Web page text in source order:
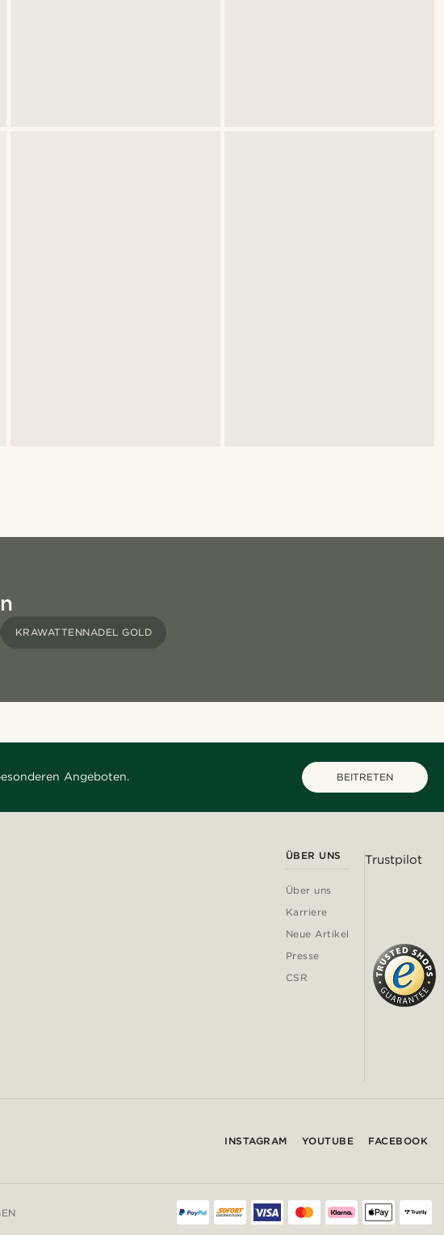
KRAWATTENNADEL GOLD
Angeboten. BEITRETEN
ÜBER UNS
Über uns
Karriere
Neue Artikel
Presse
CSR
Trustpilot
INSTAGRAM YOUTUBE FACEBOOK